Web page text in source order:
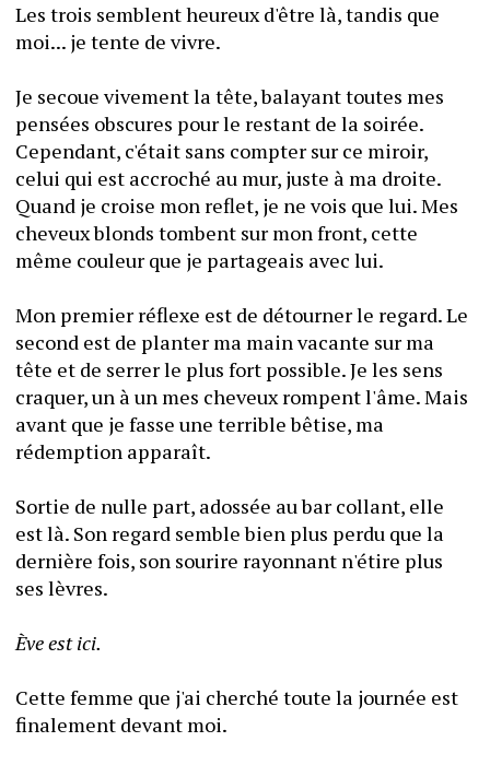
Les trois semblent heureux d'être là, tandis que
moi... je tente de vivre.
Je secoue vivement la tête, balayant toutes mes
pensées obscures pour le restant de la soirée.
Cependant, c'était sans compter sur ce miroir,
celui qui est accroché au mur, juste à ma droite.
Quand je croise mon reflet, je ne vois que lui. Mes
cheveux blonds tombent sur mon front, cette
même couleur que je partageais avec lui.
Mon premier réflexe est de détourner le regard. Le
second est de planter ma main vacante sur ma
tête et de serrer le plus fort possible. Je les sens
craquer, un à un mes cheveux rompent l'âme. Mais
avant que je fasse une terrible bêtise, ma
rédemption apparaît.
Sortie de nulle part, adossée au bar collant, elle
est là. Son regard semble bien plus perdu que la
dernière fois, son sourire rayonnant n'étire plus
ses lèvres.
Ève est ici.
Cette femme que j'ai cherché toute la journée est
finalement devant moi.